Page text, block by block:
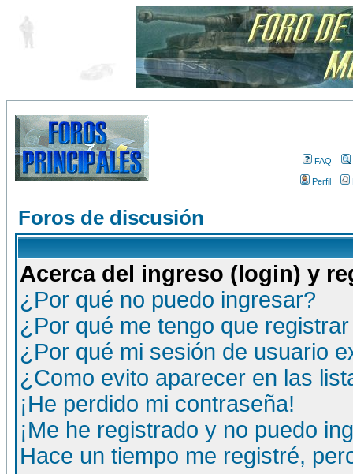
FAQ
Perfil
Foros de discusión
Acerca del ingreso (login) y
¿Por qué no puedo ingresar?
¿Por qué me tengo que
¿Por qué mi sesión de usuario
¿Como evito aparecer en las
¡He perdido mi contraseña!
¡Me he registrado y no puedo
Hace un tiempo me registré,